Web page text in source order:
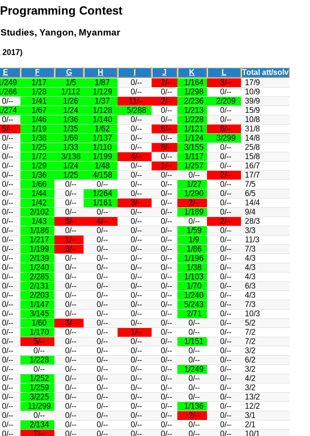
Contest
Yangon, Myanmar
2017)
E F G H J K L
Total att/solv
249 1/17 1/5 1/87 0/-- 2/-- 1/164 3/--
17/9
266 1/28 1/112 1/129 0/-- 0/-- 1/298 0/--
10/9
0/-- 1/41 1/26 1/37 11/-- 2/-- 2/236 2/209
39/9
274 1/67 1/24 1/128 5/288 0/-- 1/213 0/--
15/9
0/-- 1/46 1/36 1/140 0/-- 0/-- 1/228 0/--
10/8
5/-- 1/19 1/35 1/62 0/-- 6/-- 1/121 6/--
31/8
0/-- 1/38 1/69 1/137 0/-- 0/-- 1/124 3/299
14/8
0/-- 1/25 1/33 1/110 0/-- 8/-- 3/155 0/--
25/8
0/-- 1/72 3/138 1/199 4/-- 0/-- 1/117 0/--
15/8
0/-- 1/29 1/24 1/48 0/-- 1/-- 1/257 0/--
16/7
0/-- 1/36 1/25 4/158 0/-- 0/-- 0/-- 2/--
17/7
0/-- 1/66 0/-- 0/-- 0/-- 0/-- 1/27 0/--
7/5
0/-- 1/44 0/-- 1/264 0/-- 0/-- 1/290 0/--
6/5
0/-- 1/42 0/-- 1/161 3/-- 0/-- 2/-- 0/--
14/4
0/-- 2/102 0/-- 0/-- 0/-- 0/-- 1/189 0/--
9/4
0/-- 1/43 3/-- 4/-- 0/-- 0/-- 0/-- 2/--
28/3
0/-- 1/186 0/-- 0/-- 0/-- 0/-- 1/59 0/--
3/3
0/-- 1/217 1/-- 0/-- 0/-- 0/-- 1/9 0/--
11/3
0/-- 1/199 3/-- 0/-- 0/-- 0/-- 1/86 0/--
7/3
0/-- 2/139 0/-- 0/-- 0/-- 0/-- 1/196 0/--
4/3
0/-- 1/240 0/-- 0/-- 0/-- 0/-- 1/38 0/--
4/3
0/-- 2/285 0/-- 0/-- 0/-- 0/-- 1/103 0/--
4/3
0/-- 2/131 0/-- 0/-- 0/-- 0/-- 1/70 0/--
6/3
0/-- 2/203 0/-- 0/-- 0/-- 0/-- 1/240 0/--
4/3
0/-- 1/147 0/-- 0/-- 0/-- 0/-- 5/243 0/--
7/3
0/-- 3/145 0/-- 0/-- 0/-- 0/-- 2/71 0/--
10/3
0/-- 1/60 3/-- 0/-- 0/-- 0/-- 0/-- 0/--
5/2
0/-- 1/170 0/-- 0/-- 1/-- 0/-- 0/-- 0/--
7/2
0/-- 5/-- 0/-- 0/-- 0/-- 0/-- 1/151 0/--
7/2
0/-- 0/-- 0/-- 0/-- 0/-- 0/-- 0/-- 0/--
3/2
0/-- 1/228 0/-- 0/-- 0/-- 0/-- 0/-- 0/--
6/2
0/-- 0/-- 0/-- 0/-- 0/-- 0/-- 1/249 0/--
3/2
0/-- 1/252 0/-- 0/-- 0/-- 0/-- 0/-- 0/--
4/2
0/-- 1/259 0/-- 0/-- 0/-- 0/-- 0/-- 0/--
3/2
0/-- 3/225 0/-- 0/-- 0/-- 0/-- 0/-- 0/--
13/2
0/-- 11/299 0/-- 0/-- 0/-- 0/-- 1/136 0/--
12/2
0/-- 0/-- 0/-- 0/-- 0/-- 0/-- 2/-- 0/--
3/1
0/-- 2/134 0/-- 0/-- 0/-- 0/-- 0/-- 0/--
2/1
0/-- 7/-- 0/-- 0/-- 0/-- 0/-- 0/-- 0/-- 10/1